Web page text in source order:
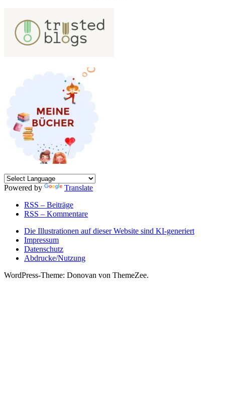
Powered by
Translate
RSS – Beiträge
RSS – Kommentare
Die Illustrationen auf dieser Website sind KI-generiert
Impressum
Datenschutz
Abdrucke/Nutzung
WordPress-Theme: Donovan von ThemeZee.